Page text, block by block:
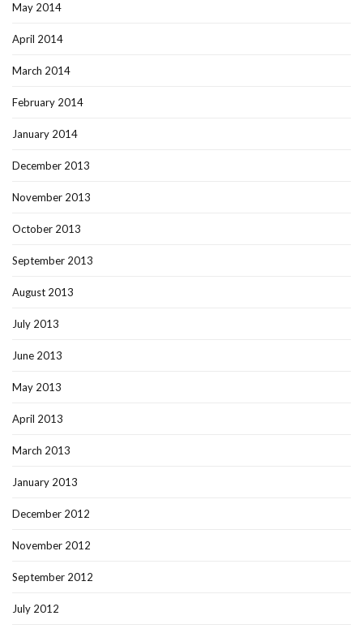
May 2014
April 2014
March 2014
February 2014
January 2014
December 2013
November 2013
October 2013
September 2013
August 2013
July 2013
June 2013
May 2013
April 2013
March 2013
January 2013
December 2012
November 2012
September 2012
July 2012